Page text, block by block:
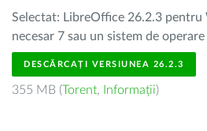
Selectat: LibreOffice 26.2.3 pentru
necesar 7 sau un sistem de
DESCĂRCAȚI VERSIUNEA 26.2.3
355 MB (Torent, Informații)